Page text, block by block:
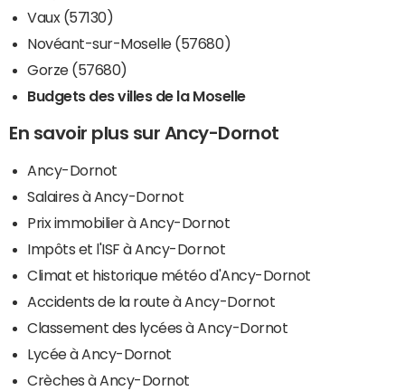
Vaux (57130)
Novéant-sur-Moselle (57680)
Gorze (57680)
Budgets des villes de la Moselle
En savoir plus sur Ancy-Dornot
Ancy-Dornot
Salaires à Ancy-Dornot
Prix immobilier à Ancy-Dornot
Impôts et l'ISF à Ancy-Dornot
Climat et historique météo d'Ancy-Dornot
Accidents de la route à Ancy-Dornot
Classement des lycées à Ancy-Dornot
Lycée à Ancy-Dornot
Crèches à Ancy-Dornot